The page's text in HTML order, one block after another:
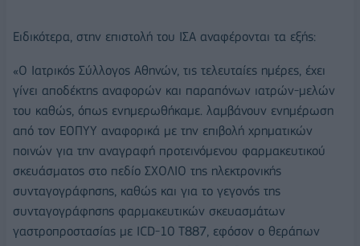
Ειδικότερα, στην επιστολή του ΙΣΑ αναφέρονται τα εξής:
«Ο Ιατρικός Σύλλογος Αθηνών, τις τελευταίες ημέρες, έχει
γίνει αποδέκτης αναφορών και παραπόνων ιατρών-μελών
του καθώς, όπως ενημερωθήκαμε. λαμβάνουν ενημέρωση
από τον ΕΟΠΥΥ αναφορικά με την επιβολή χρηματικών
ποινών για την αναγραφή προτεινόμενου φαρμακευτικού
σκευάσματος στο πεδίο ΣΧΟΛΙΟ της ηλεκτρονικής
συνταγογράφησης, καθώς και για το γεγονός της
συνταγογράφησης φαρμακευτικών σκευασμάτων
γαστροπροστασίας με ICD-10 Τ887, εφόσον ο θεράπων